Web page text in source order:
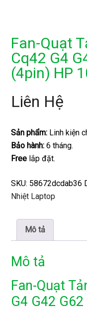
Fan-Quạt
Cq42 G4
(4pin) HP
Liên Hệ
Sản phẩm: Linh kiện
Bảo hành: 6 tháng.
Free lắp đặt.
SKU: 58672dcdab36
Nhiệt Laptop
Mô tả
Mô tả
Fan-Quạt
G4 G42